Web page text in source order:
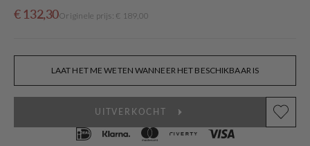
Sale
€ 132,30
OrigineleOriginele prijs: € 189,00
LAAT HET ME WETEN WANNEER HET BESCHIKBAAR IS
UITVERKOCHT